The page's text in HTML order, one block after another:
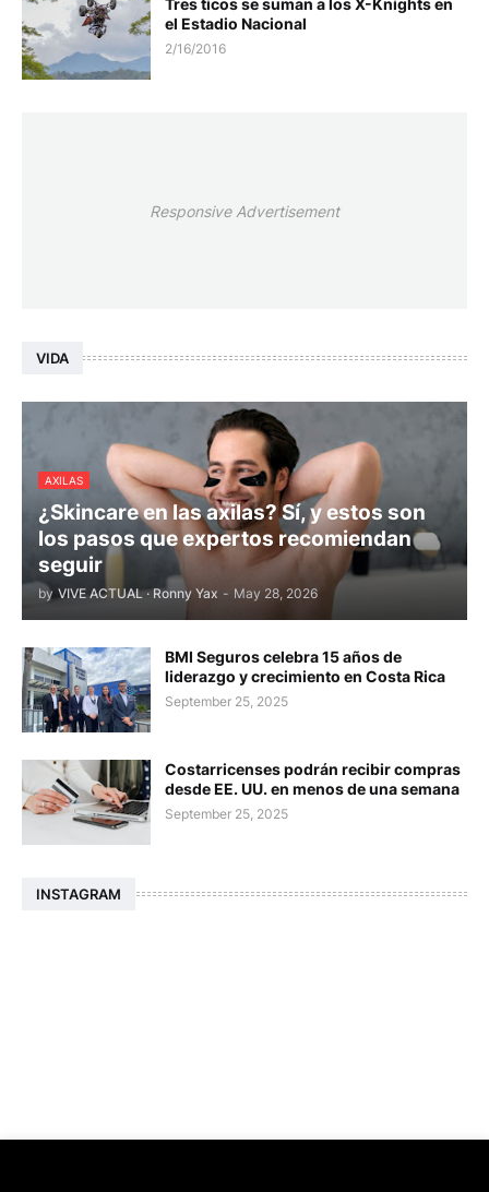
Tres ticos se suman a los X-Knights en
el Estadio Nacional
2/16/2016
Responsive Advertisement
VIDA
AXILAS
¿Skincare en las axilas? Sí, y estos son
los pasos que expertos recomiendan
seguir
by VIVE ACTUAL · Ronny Yax - May 28, 2026
BMI Seguros celebra 15 años de
liderazgo y crecimiento en Costa Rica
September 25, 2025
Costarricenses podrán recibir compras
desde EE. UU. en menos de una semana
September 25, 2025
INSTAGRAM